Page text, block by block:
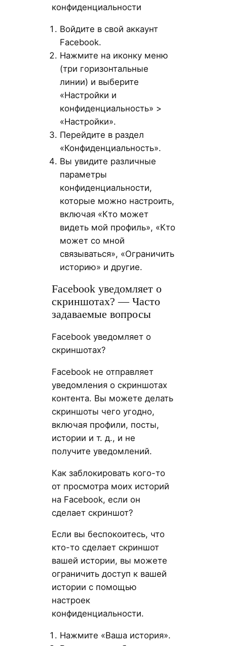
конфиденциальности
Войдите в свой аккаунт
Facebook.
Нажмите на иконку меню
(три горизонтальные
линии) и выберите
«Настройки и
конфиденциальность» >
«Настройки».
Перейдите в раздел
«Конфиденциальность».
Вы увидите различные
параметры
конфиденциальности,
которые можно настроить,
включая «Кто может
видеть мой профиль», «Кто
может со мной
связываться», «Ограничить
историю» и другие.
Facebook уведомляет о
скриншотах? — Часто
задаваемые вопросы
Facebook уведомляет о
скриншотах?
Facebook не отправляет
уведомления о скриншотах
контента. Вы можете делать
скриншоты чего угодно,
включая профили, посты,
истории и т. д., и не
получите уведомлений.
Как заблокировать кого-то
от просмотра моих историй
на Facebook, если он
сделает скриншот?
Если вы беспокоитесь, что
кто-то сделает скриншот
вашей истории, вы можете
ограничить доступ к вашей
истории с помощью
настроек
конфиденциальности.
Нажмите «Ваша история».